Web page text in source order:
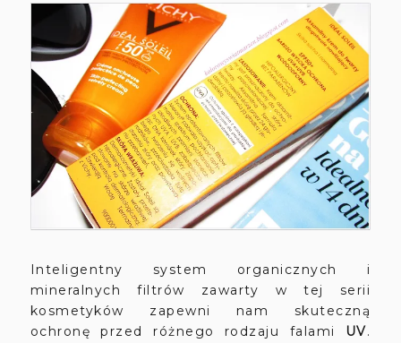
Inteligentny system organicznych i
mineralnych filtrów zawarty w tej serii
kosmetyków zapewni nam skuteczną
ochronę przed różnego rodzaju falami
UV.